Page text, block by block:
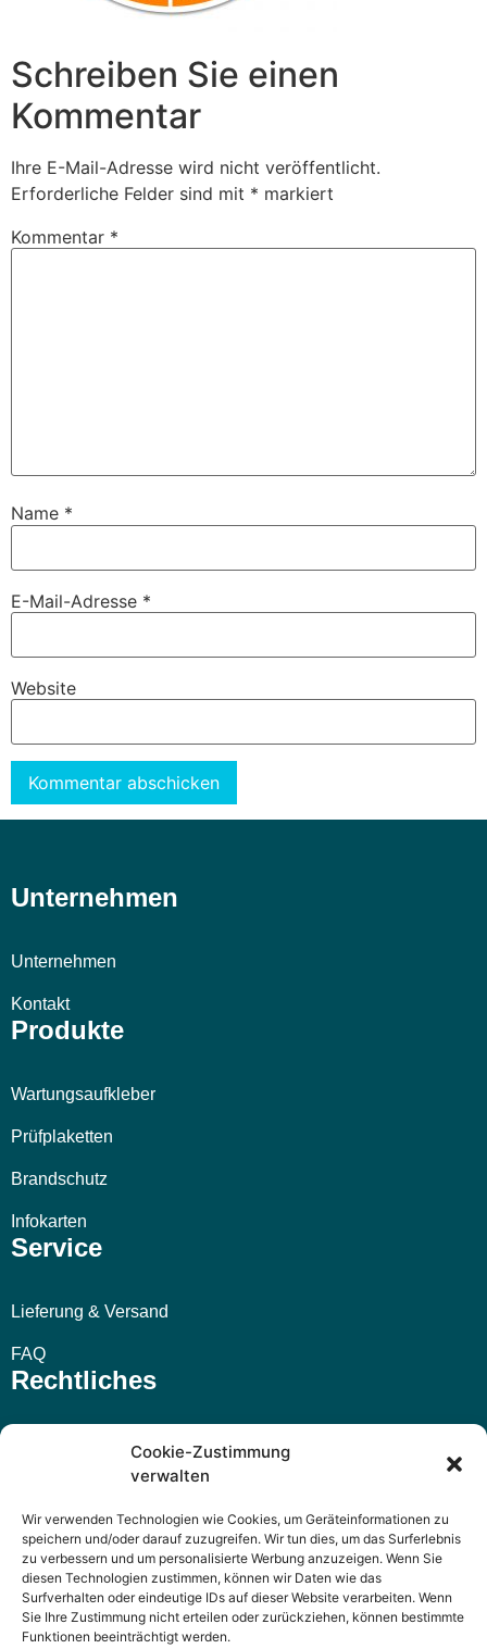
Cookie-Zustimmung
verwalten
Wir verwenden Technologien wie Cookies, um Geräteinformationen zu
speichern und/oder darauf zuzugreifen. Wir tun dies, um das Surferlebnis
zu verbessern und um personalisierte Werbung anzuzeigen. Wenn Sie
diesen Technologien zustimmen, können wir Daten wie das
Surfverhalten oder eindeutige IDs auf dieser Website verarbeiten. Wenn
Sie Ihre Zustimmung nicht erteilen oder zurückziehen, können bestimmte
Funktionen beeinträchtigt werden.
Schreiben Sie einen
Kommentar
Ihre E-Mail-Adresse wird nicht veröffentlicht.
Erforderliche Felder sind mit * markiert
Kommentar *
Name *
E-Mail-Adresse *
Website
Unternehmen
Unternehmen
Kontakt
Produkte
Wartungsaufkleber
Prüfplaketten
Brandschutz
Infokarten
Service
Lieferung & Versand
FAQ
Rechtliches
Widerrufsbelehrung
Datenschutzerklärung